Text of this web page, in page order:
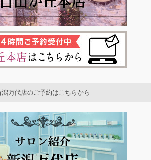
潟万代店のご予約はこちらから